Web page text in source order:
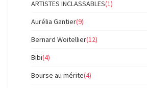
ARTISTES INCLASSABLES(1)
Aurélia Gantier(9)
Bernard Woitellier(12)
Bibi(4)
Bourse au mérite(4)